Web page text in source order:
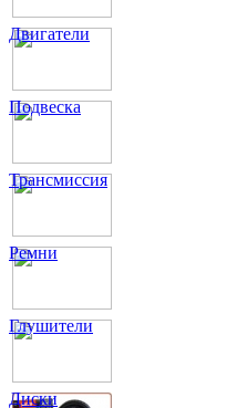
Двигатели
Подвеска
Трансмиссия
Ремни
Глушители
Диски